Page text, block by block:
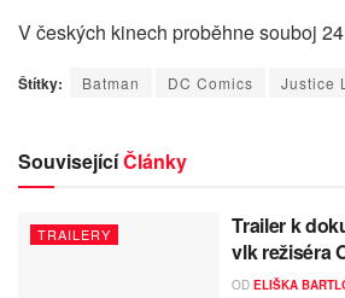
V českých kinech proběhne souboj
Štítky: Batman DC Comics Justice
SouvisejícíČlánky
TRAILERY
Trailer k
vlk režiséra
OD ELIŠKA